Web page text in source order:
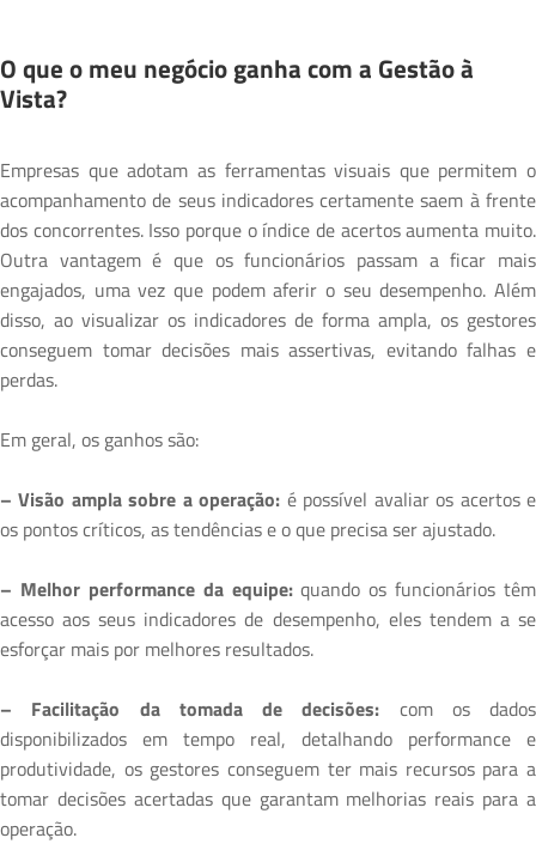
O que o meu negócio ganha com a Gestão à
Vista?
Empresas que adotam as ferramentas visuais que permitem o
acompanhamento de seus indicadores certamente saem à frente
dos concorrentes. Isso porque o índice de acertos aumenta muito.
Outra vantagem é que os funcionários passam a ficar mais
engajados, uma vez que podem aferir o seu desempenho. Além
disso, ao visualizar os indicadores de forma ampla, os gestores
conseguem tomar decisões mais assertivas, evitando falhas e
perdas.
Em geral, os ganhos são:
– Visão ampla sobre a operação: é possível avaliar os acertos e
os pontos críticos, as tendências e o que precisa ser ajustado.
– Melhor performance da equipe:quando os funcionários têm
acesso aos seus indicadores de desempenho, eles tendem a se
esforçar mais por melhores resultados.
– Facilitação da tomada de decisões: com os dados
disponibilizados em tempo real, detalhando performance e
produtividade, os gestores conseguem ter mais recursos para a
tomar decisões acertadas que garantam melhorias reais para a
operação.